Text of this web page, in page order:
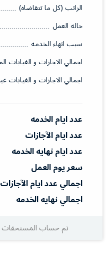
الراتب (كل ما تتقاضاه)
حاله العمل
سبب انهاء الخدمه
اجمالي الاجازات و الغيابات
اجمالي الاجازات و الغيابات
عدد ايام الخدمه
عدد ايام الآجازات
عدد ايام نهايه الخدمه
سعر يوم العمل
اجمالي عدد ايام الآجازات
اجمالي نهايه الخدمه
تم حساب المستحقات